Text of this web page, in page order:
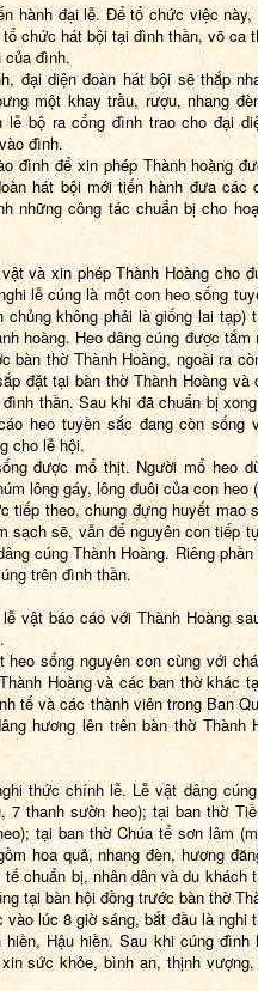
hành đại lễ. Để tổ chức việc này,
chức hát bội tại đình thần, võ ca
đình.
đại diện đoàn hát bội sẽ thắp
một khay trầu, rượu, nhang
bộ ra cổng đình trao cho đại
đình.
đình để xin phép Thành hoàng
hát bội mới tiến hành đưa các
những công tác chuẩn bị cho
và xin phép Thành Hoàng cho
lễ cúng là một con heo sống
không phải là giống lai tạp)
hoàng. Heo dâng cúng được tắm
bàn thờ Thành Hoàng, ngoài ra
đặt tại bàn thờ Thành Hoàng và
thần. Sau khi đã chuẩn bị
heo tuyền sắc đang còn sống
cho lễ hội.
được mổ thịt. Người mổ heo
lông gáy, lông đuôi của con heo
tiếp theo, chung đựng huyết mao
sạch sẽ, vẫn để nguyên con tiếp
cúng Thành Hoàng. Riêng
trên đình thần.
vật báo cáo với Thành Hoàng
sống nguyên con cùng với
Hoàng và các ban thờ khác
tế và các thành viên trong Ban
hương lên trên bàn thờ Thành
thức chính lễ. Lễ vật dâng
7 thanh sườn heo); tại ban thờ
tại ban thờ Chúa tể sơn lâm
hoa quả, nhang đèn, hương
chuẩn bị, nhân dân và du khách
tại bàn hội đồng trước bàn thờ
lúc 8 giờ sáng, bắt đầu là nghi
Hậu hiền. Sau khi cúng đình
sức khỏe, bình an, thịnh